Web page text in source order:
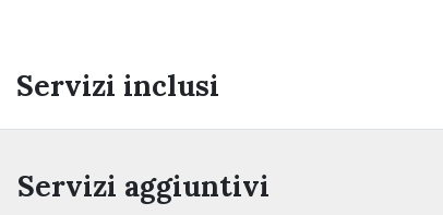
Servizi inclusi
Servizi aggiuntivi